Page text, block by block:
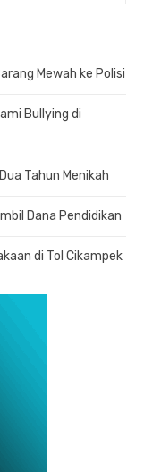
Mewah ke Polisi
Bullying di
Tahun Menikah
Dana Pendidikan
di Tol Cikampek